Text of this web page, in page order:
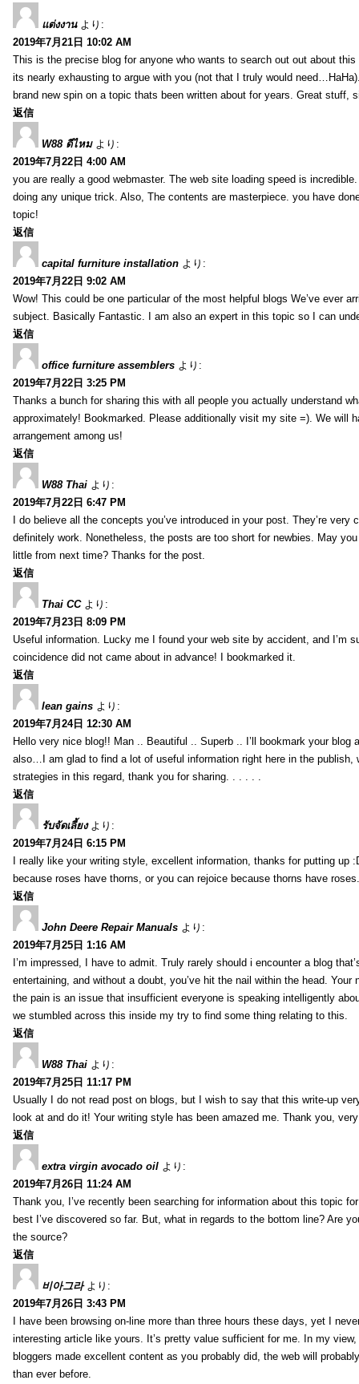
แต่งงาน より:
2019年7月21日 10:02 AM
This is the precise blog for anyone who wants to search out out about
its nearly exhausting to argue with you (not that I truly would
brand new spin on a topic thats been written about for years. Great stuff,
返信
W88 ดีไหม より:
2019年7月22日 4:00 AM
you are really a good webmaster. The web site loading speed is
doing any unique trick. Also, The contents are masterpiece. you have
topic!
返信
capital furniture installation より:
2019年7月22日 9:02 AM
Wow! This could be one particular of the most helpful blogs We’ve ever
subject. Basically Fantastic. I am also an expert in this topic so I can
返信
office furniture assemblers より:
2019年7月22日 3:25 PM
Thanks a bunch for sharing this with all people you actually understand
approximately! Bookmarked. Please additionally visit my site =). We will
arrangement among us!
返信
W88 Thai より:
2019年7月22日 6:47 PM
I do believe all the concepts you’ve introduced in your post. They’re very
definitely work. Nonetheless, the posts are too short for newbies. May
little from next time? Thanks for the post.
返信
Thai CC より:
2019年7月23日 8:09 PM
Useful information. Lucky me I found your web site by accident, and I’m
coincidence did not came about in advance! I bookmarked it.
返信
lean gains より:
2019年7月24日 12:30 AM
Hello very nice blog!! Man .. Beautiful .. Superb .. I’ll bookmark your blog
also…I am glad to find a lot of useful information right here in the publish,
strategies in this regard, thank you for sharing. . . . . .
返信
รับจัดเลี้ยง より:
2019年7月24日 6:15 PM
I really like your writing style, excellent information, thanks for putting up
because roses have thorns, or you can rejoice because thorns have
返信
John Deere Repair Manuals より:
2019年7月25日 1:16 AM
I’m impressed, I have to admit. Truly rarely should i encounter a blog
entertaining, and without a doubt, you’ve hit the nail within the head. Your
the pain is an issue that insufficient everyone is speaking intelligently
we stumbled across this inside my try to find some thing relating to this.
返信
W88 Thai より:
2019年7月25日 11:17 PM
Usually I do not read post on blogs, but I wish to say that this write-up
look at and do it! Your writing style has been amazed me. Thank you,
返信
extra virgin avocado oil より:
2019年7月26日 11:24 AM
Thank you, I’ve recently been searching for information about this topic
best I’ve discovered so far. But, what in regards to the bottom line? Are
the source?
返信
비아그라 より:
2019年7月26日 3:43 PM
I have been browsing on-line more than three hours these days, yet I
interesting article like yours. It’s pretty value sufficient for me. In my
bloggers made excellent content as you probably did, the web will
than ever before.